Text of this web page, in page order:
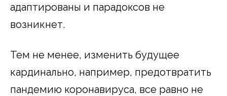
адаптированы и парадоксов не
возникнет.
Тем не менее, изменить будущее
кардинально, например, предотвратить
пандемию коронавируса, все равно не